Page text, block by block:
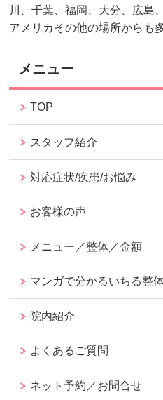
川、千葉、福岡、大分、広島
アメリカその他の場所からも
メニュー
TOP
スタッフ紹介
対応症状/疾患/お悩み
お客様の声
メニュー／整体／金額
マンガで分かるいちる整
院内紹介
よくあるご質問
ネット予約／お問合せ